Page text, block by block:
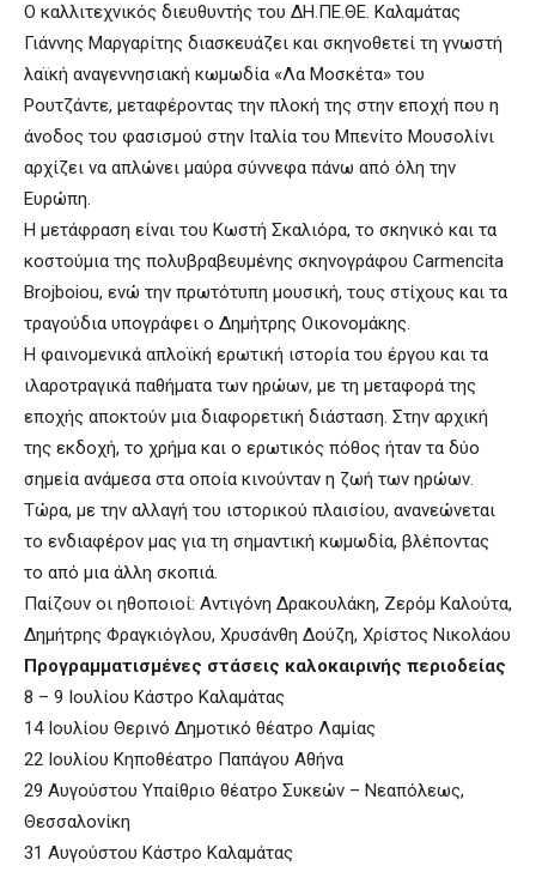
Ο καλλιτεχνικός διευθυντής του ΔΗ.ΠΕ.ΘΕ. Καλαμάτας
Γιάννης Μαργαρίτης διασκευάζει και σκηνοθετεί τη γνωστή
λαϊκή αναγεννησιακή κωμωδία «Λα Μοσκέτα» του
Ρουτζάντε, μεταφέροντας την πλοκή της στην εποχή που η
άνοδος του φασισμού στην Ιταλία του Μπενίτο Μουσολίνι
αρχίζει να απλώνει μαύρα σύννεφα πάνω από όλη την
Ευρώπη.
Η μετάφραση είναι του Κωστή Σκαλιόρα, το σκηνικό και τα
κοστούμια της πολυβραβευμένης σκηνογράφου Carmencita
Brojboiou, ενώ την πρωτότυπη μουσική, τους στίχους και τα
τραγούδια υπογράφει ο Δημήτρης Οικονομάκης.
Η φαινομενικά απλοϊκή ερωτική ιστορία του έργου και τα
ιλαροτραγικά παθήματα των ηρώων, με τη μεταφορά της
εποχής αποκτούν μια διαφορετική διάσταση. Στην αρχική
της εκδοχή, το χρήμα και ο ερωτικός πόθος ήταν τα δύο
σημεία ανάμεσα στα οποία κινούνταν η ζωή των ηρώων.
Τώρα, με την αλλαγή του ιστορικού πλαισίου, ανανεώνεται
το ενδιαφέρον μας για τη σημαντική κωμωδία, βλέποντας
το από μια άλλη σκοπιά.
Παίζουν οι ηθοποιοί: Αντιγόνη Δρακουλάκη, Ζερόμ Καλούτα,
Δημήτρης Φραγκιόγλου, Χρυσάνθη Δούζη, Χρίστος Νικολάου
Προγραμματισμένες στάσεις καλοκαιρινής περιοδείας
8 – 9 Ιουλίου Κάστρο Καλαμάτας
14 Ιουλίου Θερινό Δημοτικό θέατρο Λαμίας
22 Ιουλίου Κηποθέατρο Παπάγου Αθήνα
29 Αυγούστου Υπαίθριο θέατρο Συκεών – Νεαπόλεως,
Θεσσαλονίκη
31 Αυγούστου Κάστρο Καλαμάτας